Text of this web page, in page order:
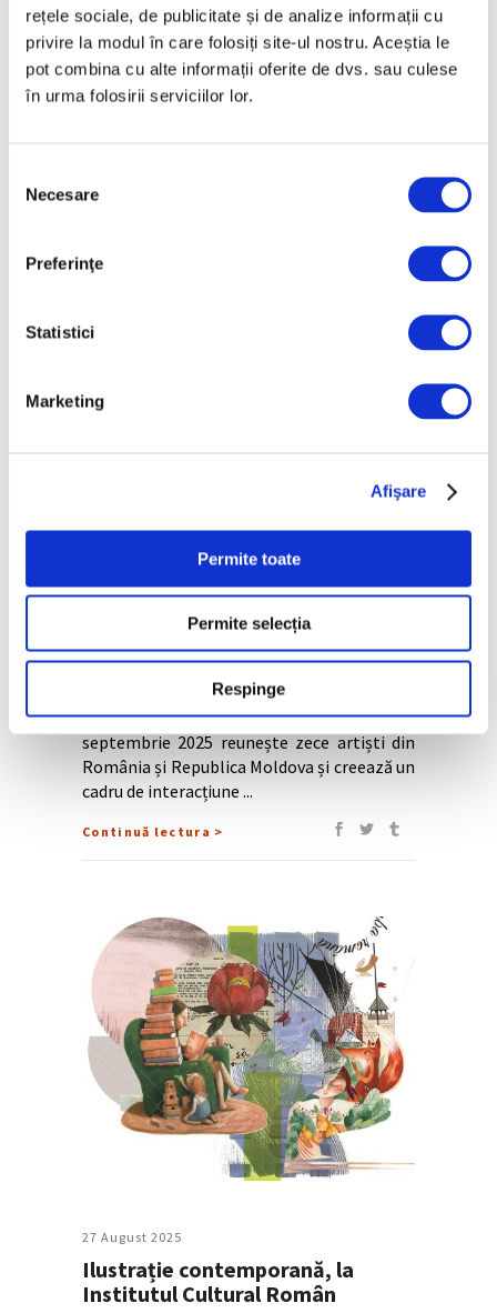
rețele sociale, de publicitate și de analize informații cu
privire la modul în care folosiți site-ul nostru. Aceștia le
pot combina cu alte informații oferite de dvs. sau culese
în urma folosirii serviciilor lor.
consimțământului
Necesare
Preferinţe
Statistici
Marketing
Afişare
Permite toate
Permite selecția
Respinge
vizuală și artistică a memoriei Revoluției din
1989,
expun în Serbia
„Cultural Tailbones”, o expoziție colectivă
găzduită în spațiile Courtyard Gallery și
Contemporary Culture and Arts Center
Subotica din Serbia în perioada 5 - 29
septembrie 2025 reunește zece artiști din
România și Republica Moldova și creează un
cadru de interacțiune
Continuă lectura >
27 August 2025
Ilustrație contemporană, la
Institutul Cultural Român